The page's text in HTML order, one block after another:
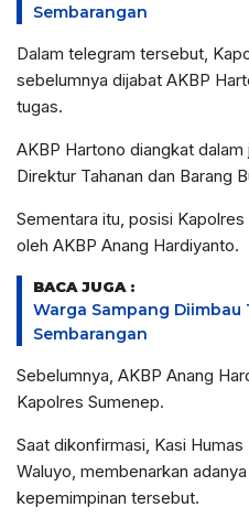
Sembarangan
Dalam telegram tersebut,
sebelumnya dijabat AKBP
tugas.
AKBP Hartono diangkat
Direktur Tahanan dan Barang
Sementara itu, posisi
oleh AKBP Anang Hardiyanto.
BACA JUGA :
Warga Sampang Diimbau
Sembarangan
Sebelumnya, AKBP Anang
Kapolres Sumenep.
Saat dikonfirmasi, Kasi
Waluyo, membenarkan
kepemimpinan tersebut.